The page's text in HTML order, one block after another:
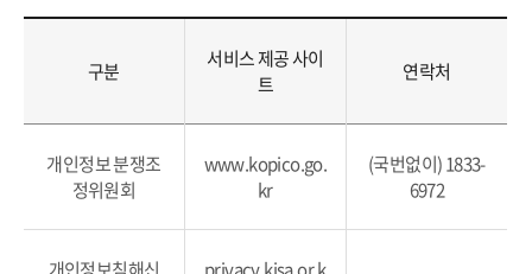
구분
서비스 제공 사이
트
연락처
개인정보 분쟁조
정위원회
www.kopico.go.
kr
(국번없이) 1833-
6972
개인정보침해신 privacy.kisa.or.k